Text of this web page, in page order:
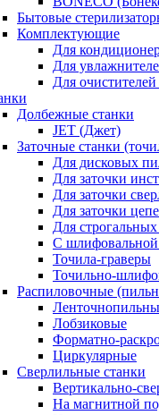
Бытовые
Комплектующие
Для
Для
Для очистителей
Долбежные станки
JET (Джет)
Заточные станки
Для дисковых
Для заточки
Для заточки
Для заточки
Для
С шлифовальной
Точила-граверы
Точильно-
Распиловочные
Лобзиковые
Форматно-
Циркулярные
Сверлильные станки
Вертикально-
На магнитной